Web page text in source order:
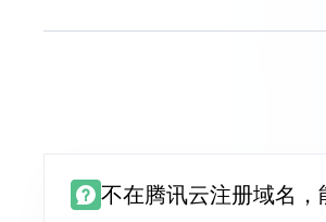
不在腾讯云注册域名，